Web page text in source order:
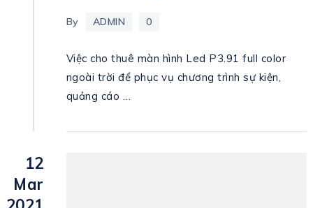
By ADMIN 0
Việc cho thuê màn hình Led P3.91 full color
ngoài trời để phục vụ chương trình sự kiện,
quảng cáo …
12
Mar